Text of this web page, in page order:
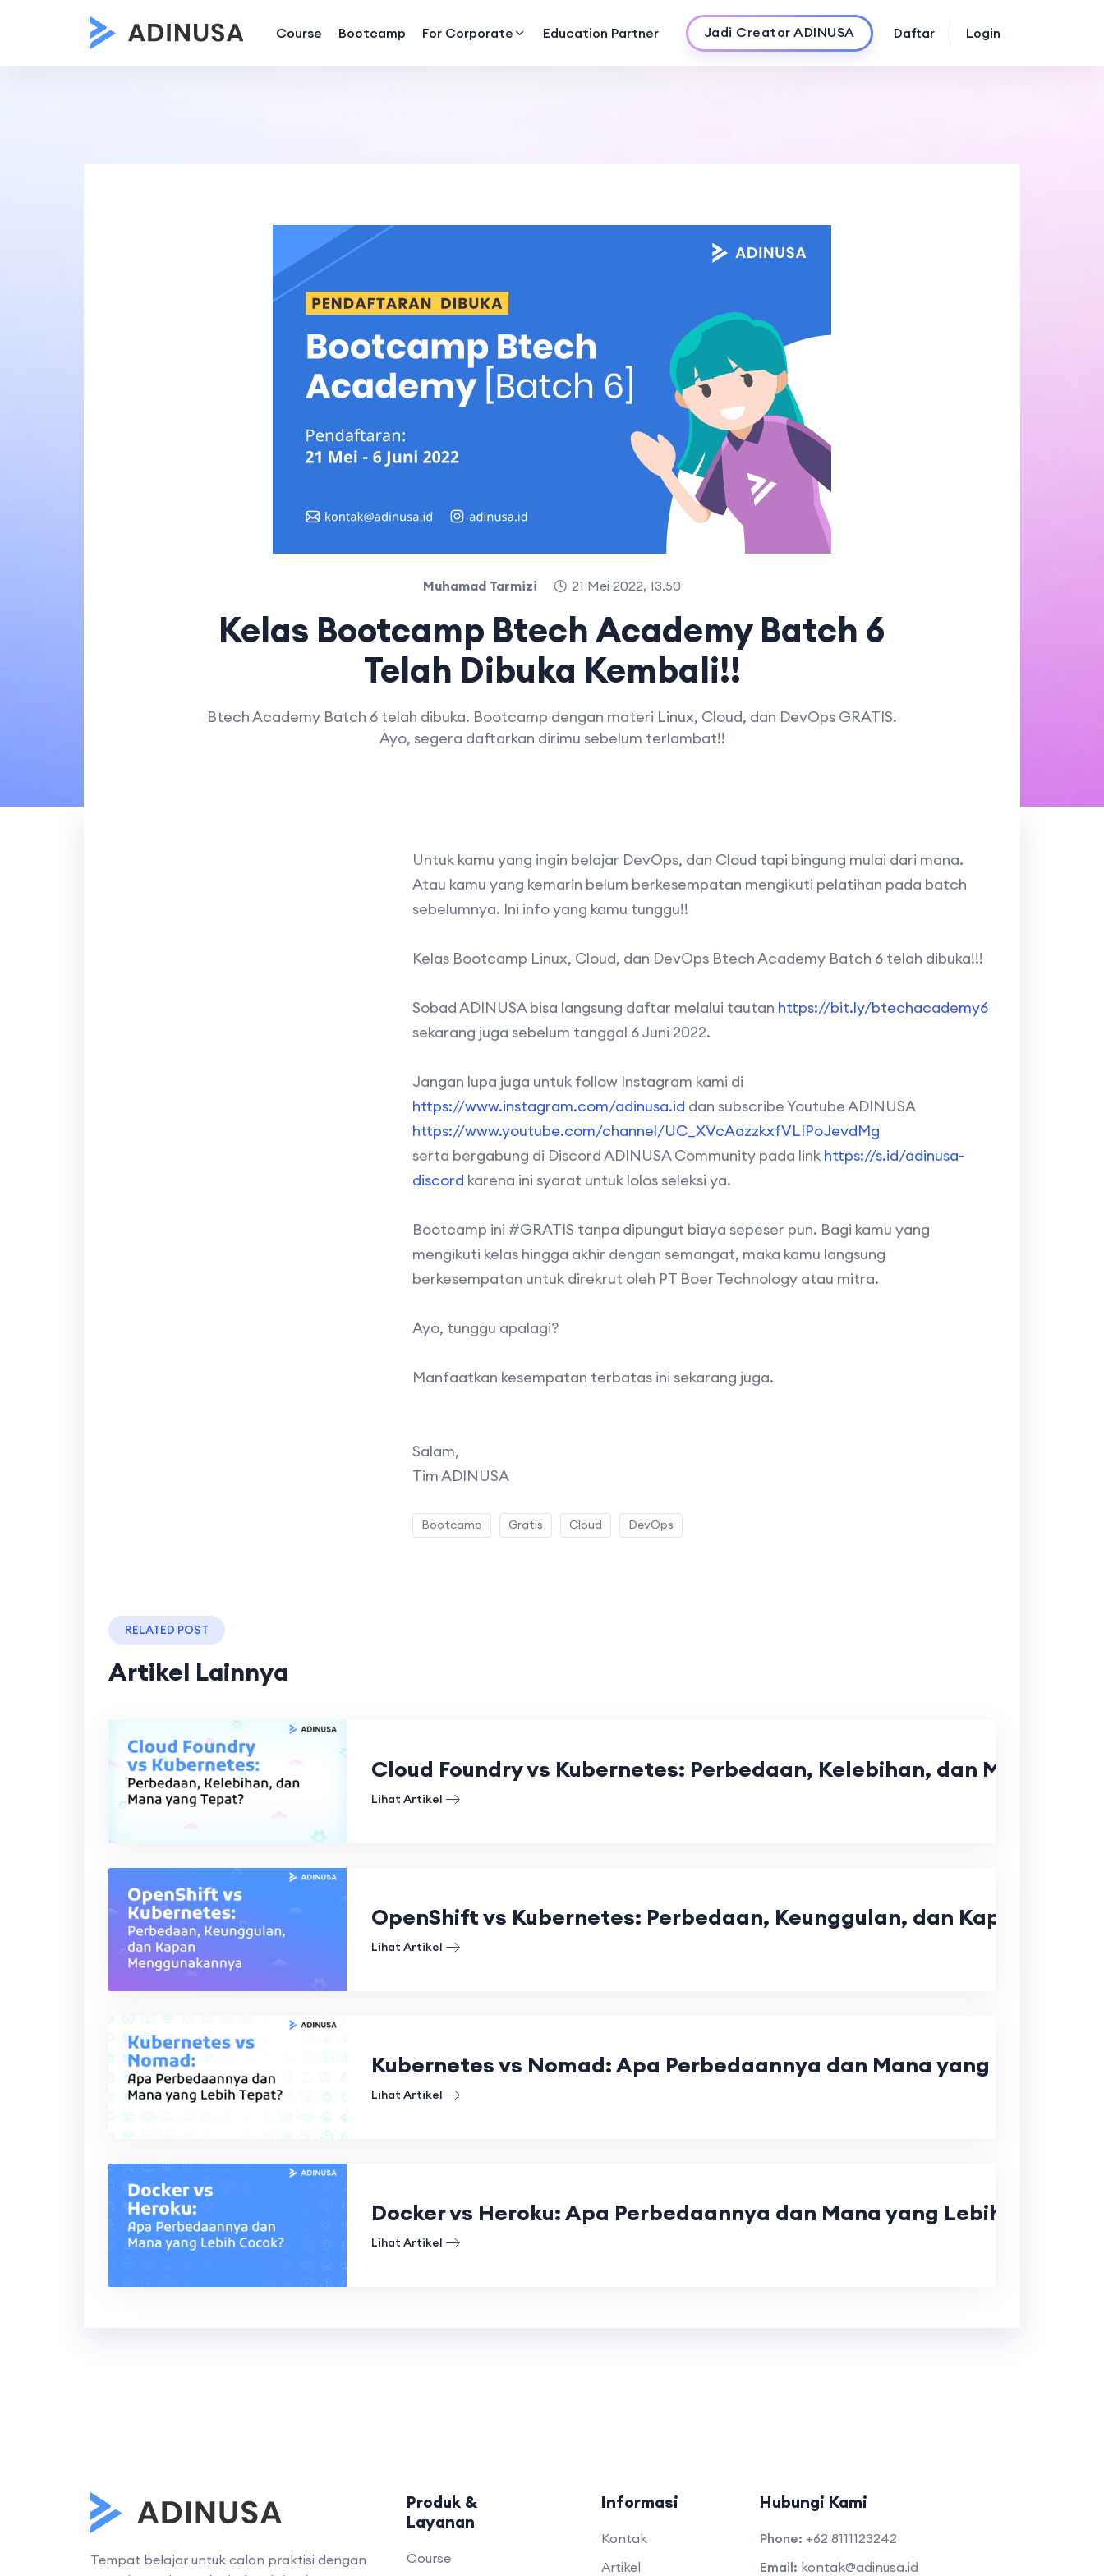
Course Bootcamp For Corporate Education Partner Jadi Creator ADINUSA Daftar Login
Muhamad Tarmizi 21 Mei 2022, 13.50
Kelas Bootcamp Btech Academy Batch 6
Telah Dibuka Kembali!!
Btech Academy Batch 6 telah dibuka. Bootcamp dengan materi Linux, Cloud, dan DevOps GRATIS.
Ayo, segera daftarkan dirimu sebelum terlambat!!
Untuk kamu yang ingin belajar DevOps, dan Cloud tapi bingung mulai dari mana.
Atau kamu yang kemarin belum berkesempatan mengikuti pelatihan pada batch
sebelumnya. Ini info yang kamu tunggu!!
Kelas Bootcamp Linux, Cloud, dan DevOps Btech Academy Batch 6 telah dibuka!!!
Sobad ADINUSA bisa langsung daftar melalui tautan https://bit.ly/btechacademy6
sekarang juga sebelum tanggal 6 Juni 2022.
Jangan lupa juga untuk follow Instagram kami di
https://www.instagram.com/adinusa.id dan subscribe Youtube ADINUSA
https://www.youtube.com/channel/UC_XVcAazzkxfVLIPoJevdMg
serta bergabung di Discord ADINUSA Community pada link https://s.id/adinusa-
discord karena ini syarat untuk lolos seleksi ya.
Bootcamp ini #GRATIS tanpa dipungut biaya sepeser pun. Bagi kamu yang
mengikuti kelas hingga akhir dengan semangat, maka kamu langsung
berkesempatan untuk direkrut oleh PT Boer Technology atau mitra.
Ayo, tunggu apalagi?
Manfaatkan kesempatan terbatas ini sekarang juga.
Salam,
Tim ADINUSA
Bootcamp Gratis Cloud DevOps
RELATED POST
Artikel Lainnya
Cloud Foundry vs Kubernetes: Perbedaan, Kelebihan, dan Mana
Lihat Artikel
OpenShift vs Kubernetes: Perbedaan, Keunggulan, dan Kapan
Lihat Artikel
Kubernetes vs Nomad: Apa Perbedaannya dan Mana yang Lebih
Lihat Artikel
Docker vs Heroku: Apa Perbedaannya dan Mana yang Lebih Cocok?
Lihat Artikel
Tempat belajar untuk calon praktisi dengan
Produk &
Layanan
Course
Informasi
Kontak
Artikel
Hubungi Kami
Phone: +62 8111123242
Email: kontak@adinusa.id